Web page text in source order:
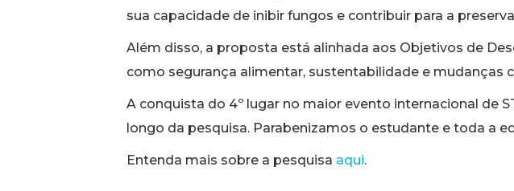
sua capacidade de inibir fungos e contribuir para a
Além disso, a proposta está alinhada aos Objetivos de
como segurança alimentar, sustentabilidade e mudanças
A conquista do 4º lugar no maior evento internacional de
longo da pesquisa. Parabenizamos o estudante e toda a
Entenda mais sobre a pesquisa aqui.